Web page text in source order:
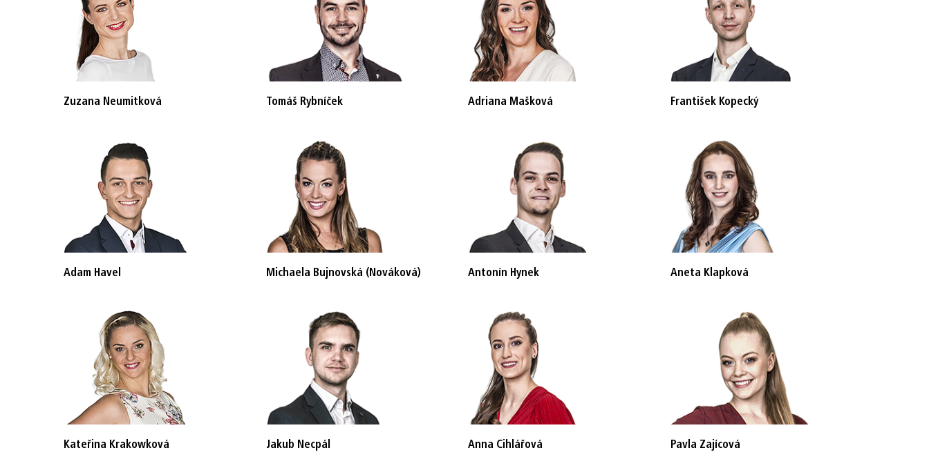
Zuzana Neumitková Tomáš Rybníček Adriana Mašková František Kopecký
Adam Havel Michaela Bujnovská (Nováková) Antonín Hynek Aneta Klapková
Kateřina Krakowková Jakub Necpál Anna Cihlářová Pavla Zajícová